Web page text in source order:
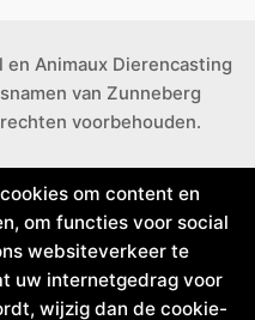
Animaux Dierencasting
van Zunneberg
voorbehouden.
om content en
om functies voor social
websiteverkeer te
uw internetgedrag voor
wijzig dan de cookie-